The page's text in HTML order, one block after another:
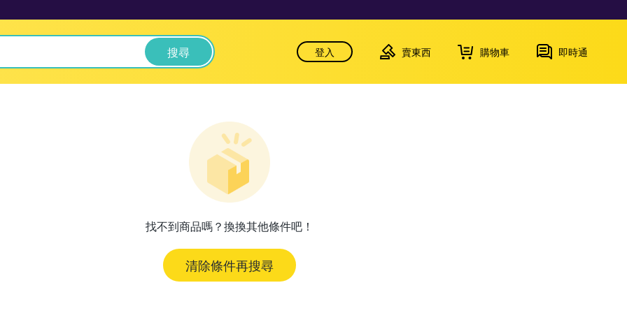
搜尋 登入 賣東西 購物車 即時通
找不到商品嗎？換換其他條件吧！
清除條件再搜尋